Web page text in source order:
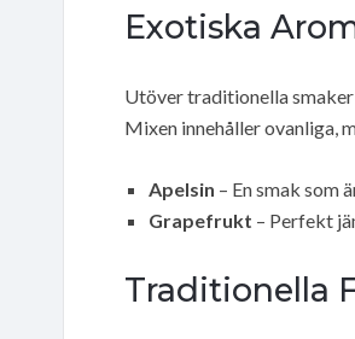
Exotiska
Utöver traditionella
Mixen innehåller ovanliga,
Apelsin – En smak som
Grapefrukt – Perfekt
Traditionella